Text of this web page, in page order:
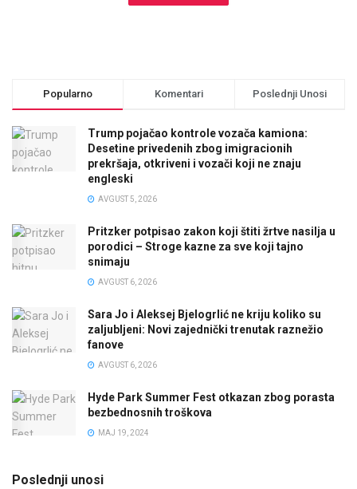
Popularno Komentari Poslednji Unosi
Trump pojačao kontrole vozača kamiona:
Desetine privedenih zbog imigracionih
prekršaja, otkriveni i vozači koji ne znaju
engleski
AVGUST 5, 2026
Pritzker potpisao zakon koji štiti žrtve nasilja u
porodici – Stroge kazne za sve koji tajno
snimaju
AVGUST 6, 2026
Sara Jo i Aleksej Bjelogrlić ne kriju koliko su
zaljubljeni: Novi zajednički trenutak raznežio
fanove
AVGUST 6, 2026
Hyde Park Summer Fest otkazan zbog porasta
bezbednosnih troškova
MAJ 19, 2024
Poslednji unosi